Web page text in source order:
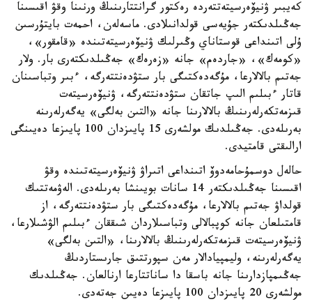
كەيبىر ۋنيۆەرسيتەتتەردە رەكتور گرانتتارىنىڭ ورنىنا وقۋ اقىسىنا
جەڭىلدىكتەر جۇيەسى قولدانىلادى. ماسەلەن، احمەت بايتۇرسىن
ۇلى اتىنداعى قوستاناي وڭىرلىك ۋنيۆەرسيتەتىندە «قامقور»،
«كومەك»، «جاردەم» جانە «زەرەك» جەڭىلدىكتەرى بار. ولار
جەتىم بالالارعا، مۇگەدەكتىگى بار ستۋدەنتتەرگە، ءبىر وتباسىنان
قاتار ءبىلىم الىپ جاتقان ستۋدەنتتەرگە، ۋنيۆەرسيتەت
قىزمەتكەرلەرىنىڭ بالالارىنا جانە «التىن بەلگى» يەگەرلەرىنە
بەرىلەدى. جەڭىلدىك مولشەرى 15 پايىزدان 100 پايىزعا دەيىنگى
ارالىقتى قامتيدى.
حالەل دوسمۇحامەدوۆ اتىنداعى اتىراۋ ۋنيۆەرسيتەتىندە وقۋ
اقىسىنا جەڭىلدىكتەر 14 سانات بويىنشا بەرىلەدى. الەۋمەتتىك
قولداۋ جەتىم بالالارعا، مۇگەدەكتىگى بار ستۋدەنتتەرگە، از
قامتىلعان جانە كوپبالالى وتباسىلاردان شىققان ءبىلىم الۋشىلارعا،
ۋنيۆەرسيتەت قىزمەتكەرلەرىنىڭ بالالارىنا، «التىن بەلگى»
يەگەرلەرىنە، وليمپيادالار مەن سپورتتىق جارىستاردىڭ
جەڭىمپازدارىنا جانە باسقا دا ساناتتارعا ارنالعان. جەڭىلدىك
مولشەرى 20 پايىزدان 100 پايىزعا دەيىن جەتەدى.